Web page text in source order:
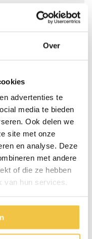
Over
advertenties te
media te bieden
Ook delen we
site met onze
en analyse. Deze
met andere
of die ze hebben
van hun services.
24 cm
7 cm
Roestvrijstaal
op maat